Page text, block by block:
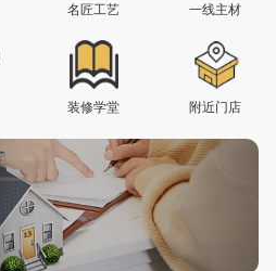
名匠工艺 一线主材
装修学堂 附近门店